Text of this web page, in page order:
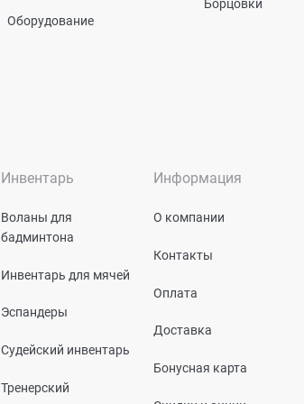
Оборудование
Борцовки
Инвентарь
Воланы для
бадминтона
Инвентарь для мячей
Эспандеры
Судейский инвентарь
Тренерский
Информация
О компании
Контакты
Оплата
Доставка
Бонусная карта